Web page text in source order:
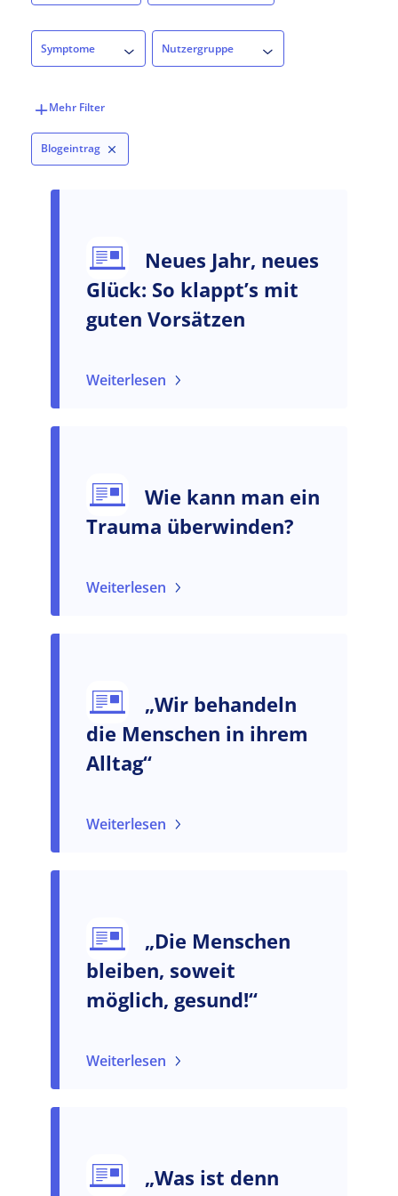
Symptome
Symptome
Nutzergruppe
Nutzergruppe
Blogeintrag
Neues Jahr, neues
Glück: So klappt’s mit
guten Vorsätzen
Weiterlesen
Wie kann man ein
Trauma überwinden?
Weiterlesen
„Wir behandeln
die Menschen in ihrem
Alltag“
Weiterlesen
„Die Menschen
bleiben, soweit
möglich, gesund!“
Weiterlesen
„Was ist denn